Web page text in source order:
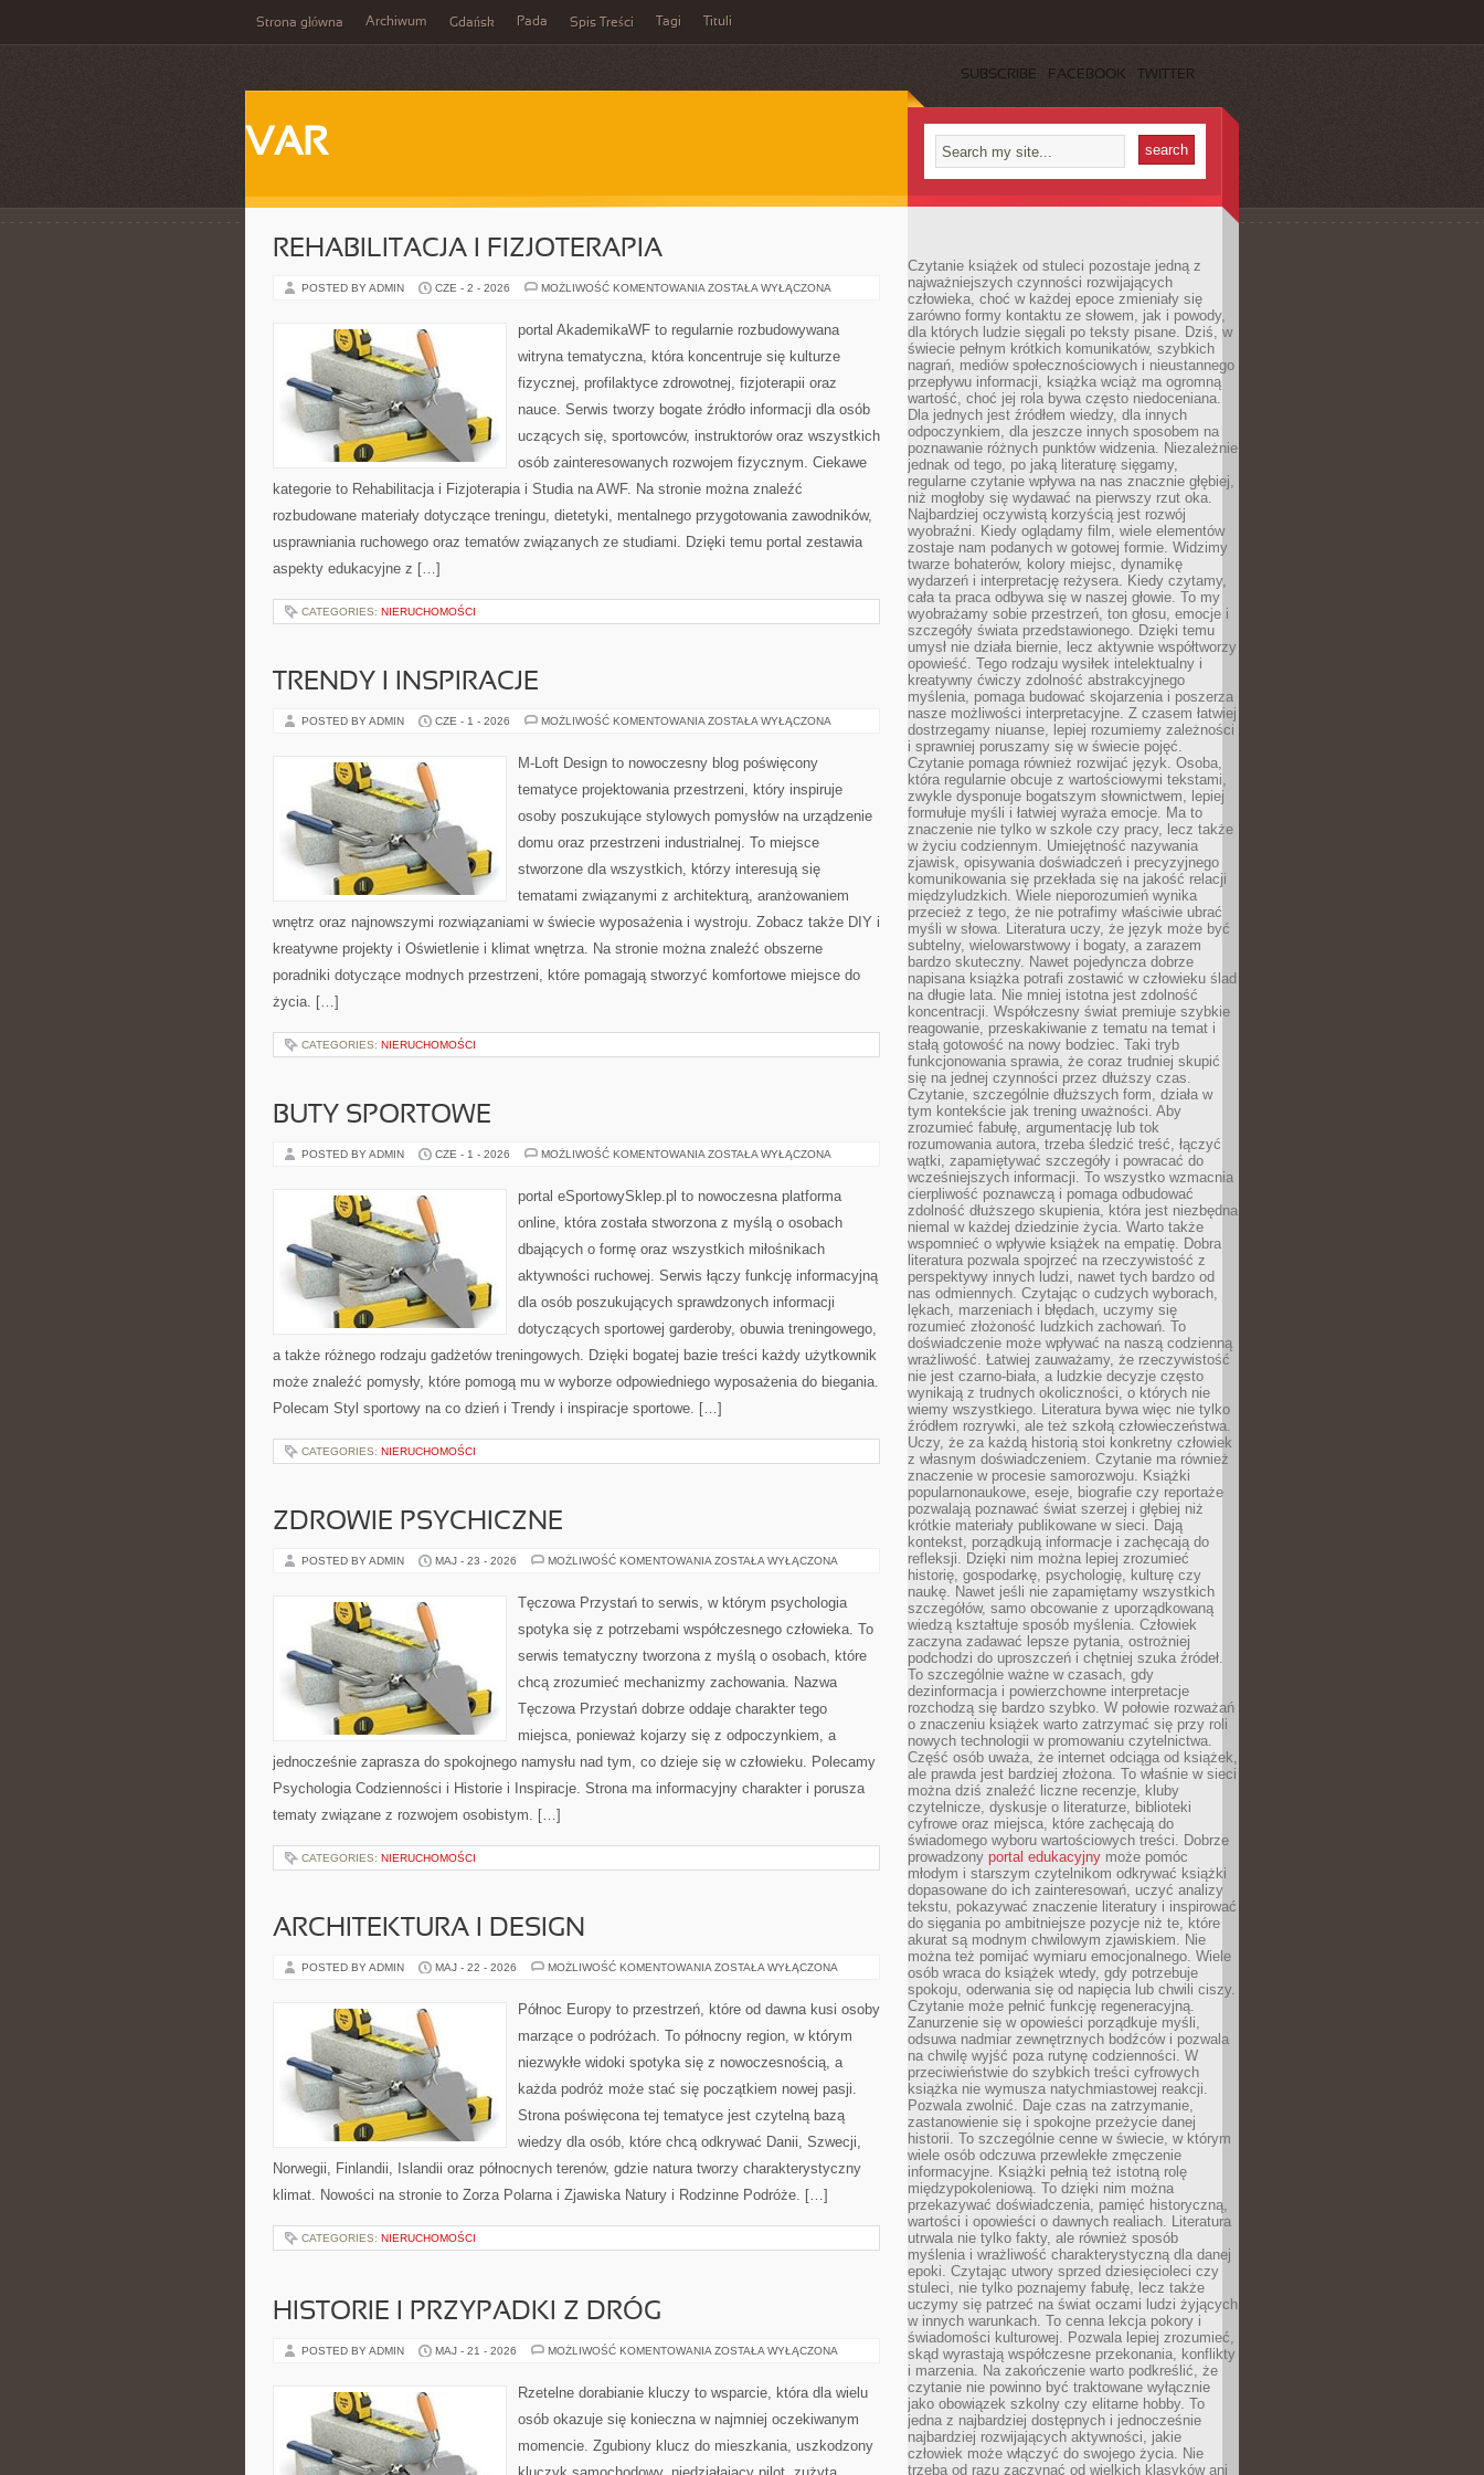
Strona główna Archiwum Gdańsk Pada Spis Treści Tagi Tituli
SUBSCRIBE FACEBOOK TWITTER
VAR
REHABILITACJA I FIZJOTERAPIA
POSTED BY ADMIN CZE - 2 - 2026 MOŻLIWOŚĆ KOMENTOWANIA REHABILITACJA
ZOSTAŁA WYŁĄCZONA
portal AkademikaWF to regularnie rozbudowywana
witryna tematyczna, która koncentruje się kulturze
fizycznej, profilaktyce zdrowotnej, fizjoterapii oraz
nauce. Serwis tworzy bogate źródło informacji dla osób
uczących się, sportowców, instruktorów oraz wszystkich
osób zainteresowanych rozwojem fizycznym. Ciekawe
kategorie to Rehabilitacja i Fizjoterapia i Studia na AWF. Na stronie można znaleźć
rozbudowane materiały dotyczące treningu, dietetyki, mentalnego przygotowania zawodników,
usprawniania ruchowego oraz tematów związanych ze studiami. Dzięki temu portal zestawia
aspekty edukacyjne z […]
CATEGORIES: NIERUCHOMOŚCI
TRENDY I INSPIRACJE
POSTED BY ADMIN CZE - 1 - 2026 MOŻLIWOŚĆ KOMENTOWANIA TRENDY
ZOSTAŁA WYŁĄCZONA
M-Loft Design to nowoczesny blog poświęcony
tematyce projektowania przestrzeni, który inspiruje
osoby poszukujące stylowych pomysłów na urządzenie
domu oraz przestrzeni industrialnej. To miejsce
stworzone dla wszystkich, którzy interesują się
tematami związanymi z architekturą, aranżowaniem
wnętrz oraz najnowszymi rozwiązaniami w świecie wyposażenia i wystroju. Zobacz także DIY i
kreatywne projekty i Oświetlenie i klimat wnętrza. Na stronie można znaleźć obszerne
poradniki dotyczące modnych przestrzeni, które pomagają stworzyć komfortowe miejsce do
życia. […]
CATEGORIES: NIERUCHOMOŚCI
BUTY SPORTOWE
POSTED BY ADMIN CZE - 1 - 2026 MOŻLIWOŚĆ KOMENTOWANIA BUTY
ZOSTAŁA WYŁĄCZONA
portal eSportowySklep.pl to nowoczesna platforma
online, która została stworzona z myślą o osobach
dbających o formę oraz wszystkich miłośnikach
aktywności ruchowej. Serwis łączy funkcję informacyjną
dla osób poszukujących sprawdzonych informacji
dotyczących sportowej garderoby, obuwia treningowego,
a także różnego rodzaju gadżetów treningowych. Dzięki bogatej bazie treści każdy użytkownik
może znaleźć pomysły, które pomogą mu w wyborze odpowiedniego wyposażenia do biegania.
Polecam Styl sportowy na co dzień i Trendy i inspiracje sportowe. […]
CATEGORIES: NIERUCHOMOŚCI
ZDROWIE PSYCHICZNE
POSTED BY ADMIN MAJ - 23 - 2026 MOŻLIWOŚĆ KOMENTOWANIA ZDROWIE
ZOSTAŁA WYŁĄCZONA
Tęczowa Przystań to serwis, w którym psychologia
spotyka się z potrzebami współczesnego człowieka. To
serwis tematyczny tworzona z myślą o osobach, które
chcą zrozumieć mechanizmy zachowania. Nazwa
Tęczowa Przystań dobrze oddaje charakter tego
miejsca, ponieważ kojarzy się z odpoczynkiem, a
jednocześnie zaprasza do spokojnego namysłu nad tym, co dzieje się w człowieku. Polecamy
Psychologia Codzienności i Historie i Inspiracje. Strona ma informacyjny charakter i porusza
tematy związane z rozwojem osobistym. […]
CATEGORIES: NIERUCHOMOŚCI
ARCHITEKTURA I DESIGN
POSTED BY ADMIN MAJ - 22 - 2026 MOŻLIWOŚĆ KOMENTOWANIA ARCHITEKTURA
ZOSTAŁA WYŁĄCZONA
Północ Europy to przestrzeń, które od dawna kusi osoby
marzące o podróżach. To północny region, w którym
niezwykłe widoki spotyka się z nowoczesnością, a
każda podróż może stać się początkiem nowej pasji.
Strona poświęcona tej tematyce jest czytelną bazą
wiedzy dla osób, które chcą odkrywać Danii, Szwecji,
Norwegii, Finlandii, Islandii oraz północnych terenów, gdzie natura tworzy charakterystyczny
klimat. Nowości na stronie to Zorza Polarna i Zjawiska Natury i Rodzinne Podróże. […]
CATEGORIES: NIERUCHOMOŚCI
HISTORIE I PRZYPADKI Z DRÓG
POSTED BY ADMIN MAJ - 21 - 2026 MOŻLIWOŚĆ KOMENTOWANIA HISTORIE
DRÓG
ZOSTAŁA WYŁĄCZONA
Rzetelne dorabianie kluczy to wsparcie, która dla wielu
osób okazuje się konieczna w najmniej oczekiwanym
momencie. Zgubiony klucz do mieszkania, uszkodzony
Czytanie książek od stuleci pozostaje jedną z
najważniejszych czynności rozwijających
człowieka, choć w każdej epoce zmieniały się
zarówno formy kontaktu ze słowem, jak i powody,
dla których ludzie sięgali po teksty pisane. Dziś, w
świecie pełnym krótkich komunikatów, szybkich
nagrań, mediów społecznościowych i nieustannego
przepływu informacji, książka wciąż ma ogromną
wartość, choć jej rola bywa często niedoceniana.
Dla jednych jest źródłem wiedzy, dla innych
odpoczynkiem, dla jeszcze innych sposobem na
poznawanie różnych punktów widzenia. Niezależnie
jednak od tego, po jaką literaturę sięgamy,
regularne czytanie wpływa na nas znacznie głębiej,
niż mogłoby się wydawać na pierwszy rzut oka.
Najbardziej oczywistą korzyścią jest rozwój
wyobraźni. Kiedy oglądamy film, wiele elementów
zostaje nam podanych w gotowej formie. Widzimy
twarze bohaterów, kolory miejsc, dynamikę
wydarzeń i interpretację reżysera. Kiedy czytamy,
cała ta praca odbywa się w naszej głowie. To my
wyobrażamy sobie przestrzeń, ton głosu, emocje i
szczegóły świata przedstawionego. Dzięki temu
umysł nie działa biernie, lecz aktywnie współtworzy
opowieść. Tego rodzaju wysiłek intelektualny i
kreatywny ćwiczy zdolność abstrakcyjnego
myślenia, pomaga budować skojarzenia i poszerza
nasze możliwości interpretacyjne. Z czasem łatwiej
dostrzegamy niuanse, lepiej rozumiemy zależności
i sprawniej poruszamy się w świecie pojęć.
Czytanie pomaga również rozwijać język. Osoba,
która regularnie obcuje z wartościowymi tekstami,
zwykle dysponuje bogatszym słownictwem, lepiej
formułuje myśli i łatwiej wyraża emocje. Ma to
znaczenie nie tylko w szkole czy pracy, lecz także
w życiu codziennym. Umiejętność nazywania
zjawisk, opisywania doświadczeń i precyzyjnego
komunikowania się przekłada się na jakość relacji
międzyludzkich. Wiele nieporozumień wynika
przecież z tego, że nie potrafimy właściwie ubrać
myśli w słowa. Literatura uczy, że język może być
subtelny, wielowarstwowy i bogaty, a zarazem
bardzo skuteczny. Nawet pojedyncza dobrze
napisana książka potrafi zostawić w człowieku ślad
na długie lata. Nie mniej istotna jest zdolność
koncentracji. Współczesny świat premiuje szybkie
reagowanie, przeskakiwanie z tematu na temat i
stałą gotowość na nowy bodziec. Taki tryb
funkcjonowania sprawia, że coraz trudniej skupić
się na jednej czynności przez dłuższy czas.
Czytanie, szczególnie dłuższych form, działa w
tym kontekście jak trening uważności. Aby
zrozumieć fabułę, argumentację lub tok
rozumowania autora, trzeba śledzić treść, łączyć
wątki, zapamiętywać szczegóły i powracać do
wcześniejszych informacji. To wszystko wzmacnia
cierpliwość poznawczą i pomaga odbudować
zdolność dłuższego skupienia, która jest niezbędna
niemal w każdej dziedzinie życia. Warto także
wspomnieć o wpływie książek na empatię. Dobra
literatura pozwala spojrzeć na rzeczywistość z
perspektywy innych ludzi, nawet tych bardzo od
nas odmiennych. Czytając o cudzych wyborach,
lękach, marzeniach i błędach, uczymy się
rozumieć złożoność ludzkich zachowań. To
doświadczenie może wpływać na naszą codzienną
wrażliwość. Łatwiej zauważamy, że rzeczywistość
nie jest czarno-biała, a ludzkie decyzje często
wynikają z trudnych okoliczności, o których nie
wiemy wszystkiego. Literatura bywa więc nie tylko
źródłem rozrywki, ale też szkołą człowieczeństwa.
Uczy, że za każdą historią stoi konkretny człowiek
z własnym doświadczeniem. Czytanie ma również
znaczenie w procesie samorozwoju. Książki
popularnonaukowe, eseje, biografie czy reportaże
pozwalają poznawać świat szerzej i głębiej niż
krótkie materiały publikowane w sieci. Dają
kontekst, porządkują informacje i zachęcają do
refleksji. Dzięki nim można lepiej zrozumieć
historię, gospodarkę, psychologię, kulturę czy
naukę. Nawet jeśli nie zapamiętamy wszystkich
szczegółów, samo obcowanie z uporządkowaną
wiedzą kształtuje sposób myślenia. Człowiek
zaczyna zadawać lepsze pytania, ostrożniej
podchodzi do uproszczeń i chętniej szuka źródeł.
To szczególnie ważne w czasach, gdy
dezinformacja i powierzchowne interpretacje
rozchodzą się bardzo szybko. W połowie rozważań
o znaczeniu książek warto zatrzymać się przy roli
nowych technologii w promowaniu czytelnictwa.
Część osób uważa, że internet odciąga od książek,
ale prawda jest bardziej złożona. To właśnie w sieci
można dziś znaleźć liczne recenzje, kluby
czytelnicze, dyskusje o literaturze, biblioteki
cyfrowe oraz miejsca, które zachęcają do
świadomego wyboru wartościowych treści. Dobrze
prowadzony portal edukacyjny może pomóc
młodym i starszym czytelnikom odkrywać książki
dopasowane do ich zainteresowań, uczyć analizy
tekstu, pokazywać znaczenie literatury i inspirować
do sięgania po ambitniejsze pozycje niż te, które
akurat są modnym chwilowym zjawiskiem. Nie
można też pomijać wymiaru emocjonalnego. Wiele
osób wraca do książek wtedy, gdy potrzebuje
spokoju, oderwania się od napięcia lub chwili ciszy.
Czytanie może pełnić funkcję regeneracyjną.
Zanurzenie się w opowieści porządkuje myśli,
odsuwa nadmiar zewnętrznych bodźców i pozwala
na chwilę wyjść poza rutynę codzienności. W
przeciwieństwie do szybkich treści cyfrowych
książka nie wymusza natychmiastowej reakcji.
Pozwala zwolnić. Daje czas na zatrzymanie,
zastanowienie się i spokojne przeżycie danej
historii. To szczególnie cenne w świecie, w którym
wiele osób odczuwa przewlekłe zmęczenie
informacyjne. Książki pełnią też istotną rolę
międzypokoleniową. To dzięki nim można
przekazywać doświadczenia, pamięć historyczną,
wartości i opowieści o dawnych realiach. Literatura
utrwala nie tylko fakty, ale również sposób
myślenia i wrażliwość charakterystyczną dla danej
epoki. Czytając utwory sprzed dziesięcioleci czy
stuleci, nie tylko poznajemy fabułę, lecz także
uczymy się patrzeć na świat oczami ludzi żyjących
w innych warunkach. To cenna lekcja pokory i
świadomości kulturowej. Pozwala lepiej zrozumieć,
skąd wyrastają współczesne przekonania, konflikty
i marzenia. Na zakończenie warto podkreślić, że
czytanie nie powinno być traktowane wyłącznie
jako obowiązek szkolny czy elitarne hobby. To
jedna z najbardziej dostępnych i jednocześnie
najbardziej rozwijających aktywności, jakie
człowiek może włączyć do swojego życia. Nie
trzeba od razu zaczynać od wielkich klasyków ani